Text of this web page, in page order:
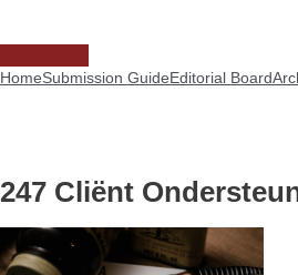
મુખ્ય
મેનુ
HomeSubmission GuideEditorial Board
247 Cliënt